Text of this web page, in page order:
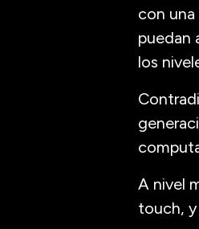
con
puedan
los
A nivel
touch, y